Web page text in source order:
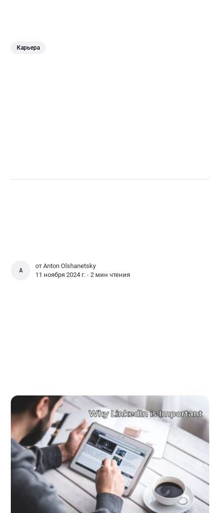
Карьера
ANTON OLSHANETSKY
отAnton Olshanetsky
11 ноября 2024 г. ∙2 мин чтения